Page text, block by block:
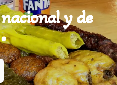
nacional y de
•